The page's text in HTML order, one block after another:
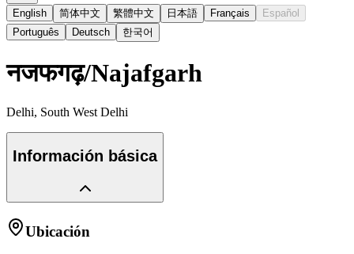
English 简体中文 繁體中文 日本語 Français
Español
Português
Deutsch 한국어
नजफगढ़/Najafgarh
Delhi, South West Delhi
Información básica
Ubicación